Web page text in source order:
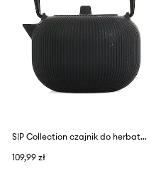
S|P Collection czajnik do herbaty z żelaza 350 ml
109,99 zł